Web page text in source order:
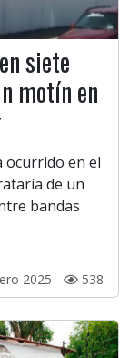
siete
motín en
ocurrido en el
de un
bandas
2025 - 538